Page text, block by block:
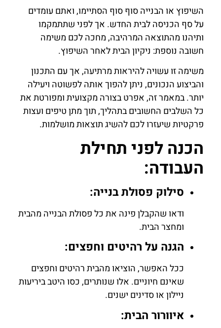
השיפוץ או הבנייה סוף סוף הסתיימו, ואתם עומדים
על סף הכניסה לבית החדש. אך לפני שתתמקמו
ותיהנו מהתוצאה המרהיבה, מחכה לכם משימה
חשובה נוספת: ניקיון הבית לאחר השיפוץ.
משימה זו עשויה להיראות מרתיעה, אך עם התכנון
והביצוע הנכונים, ניתן להפוך אותה לפשוטה ויעילה
יותר. במאמר זה, אפרט בצורה מקצועית ומפורטת את
כל השלבים החשובים בתהליך, תוך מתן טיפים ועצות
פרקטיות שיעזרו לכם להשיג תוצאות מושלמות.
הכנה לפני תחילת
העבודה:
סילוק פסולת בנייה:
ודאו שהקבלן פינה את כל פסולת הבנייה מהבית
ומחצר הבית.
הגנה על רהיטים וחפצים:
ככל האפשר, הוציאו מהבית רהיטים וחפצים
שאינם חיוניים. אלו שנותרים, כסו היטב ביריעות
ניילון או סדינים ישנים.
איוורור הבית: